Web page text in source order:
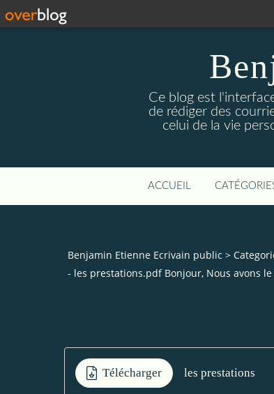
Ce blog est
de rédiger des
celui de la vie
ACCUEIL
Benjamin Etienne Ecrivain public >
- les prestations.pdf Bonjour, Nous avons
Télécharger les prestations